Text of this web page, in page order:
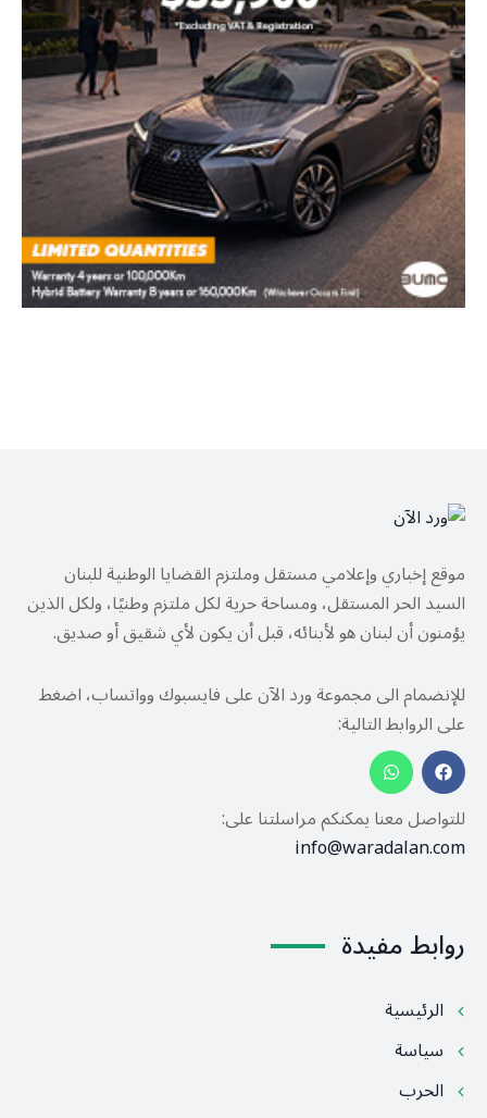
موقع إخباري وإعلامي مستقل وملتزم القضايا الوطنية للبنان
السيد الحر المستقل، ومساحة حرية لكل ملتزم وطنيًا، ولكل الذين
يؤمنون أن لبنان هو لأبنائه، قبل أن يكون لأي شقيق أو صديق.
للإنضمام الى مجموعة ورد الآن على فايسبوك وواتساب، اضغط
على الروابط التالية:
للتواصل معنا يمكنكم مراسلتنا على:
info@waradalan.com
روابط مفيدة
الرئيسية
سياسة
الحرب